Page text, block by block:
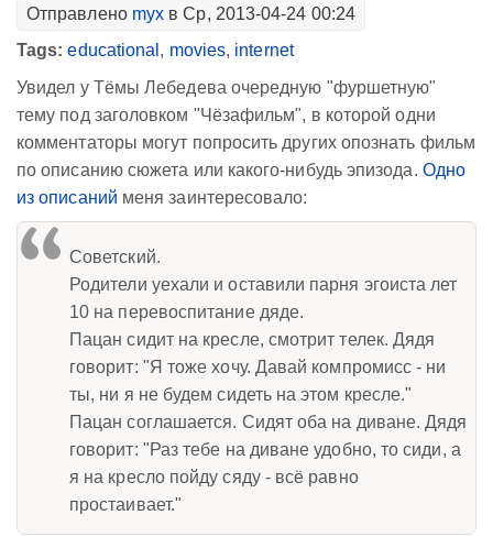
Отправлено myx в Ср, 2013-04-24 00:24
Tags:educational , movies, internet
Увидел у Тёмы Лебедева очередную "фуршетную"
тему под заголовком "Чёзафильм", в которой одни
комментаторы могут попросить других опознать фильм
по описанию сюжета или какого-нибудь эпизода. Одно
из описаний меня заинтересовало:
Советский.
Родители уехали и оставили парня эгоиста лет
10 на перевоспитание дяде.
Пацан сидит на кресле, смотрит телек. Дядя
говорит: "Я тоже хочу. Давай компромисс - ни
ты, ни я не будем сидеть на этом кресле."
Пацан соглашается. Сидят оба на диване. Дядя
говорит: "Раз тебе на диване удобно, то сиди, а
я на кресло пойду сяду - всё равно
простаивает."